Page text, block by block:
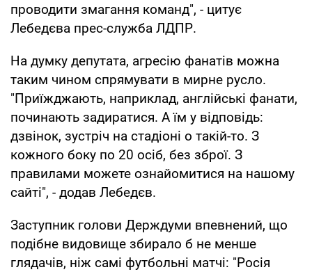
проводити змагання команд", - цитує
Лебедєва прес-служба ЛДПР.
На думку депутата, агресію фанатів можна
таким чином спрямувати в мирне русло.
"Приїжджають, наприклад, англійські фанати,
починають задиратися. А їм у відповідь:
дзвінок, зустріч на стадіоні о такій-то. З
кожного боку по 20 осіб, без зброї. З
правилами можете ознайомитися на нашому
сайті", - додав Лебедєв.
Заступник голови Держдуми впевнений, що
подібне видовище збирало б не менше
глядачів, ніж самі футбольні матчі: "Росія